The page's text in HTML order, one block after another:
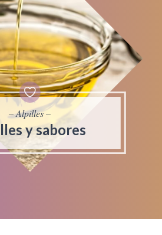
– Alpilles –
y sabores